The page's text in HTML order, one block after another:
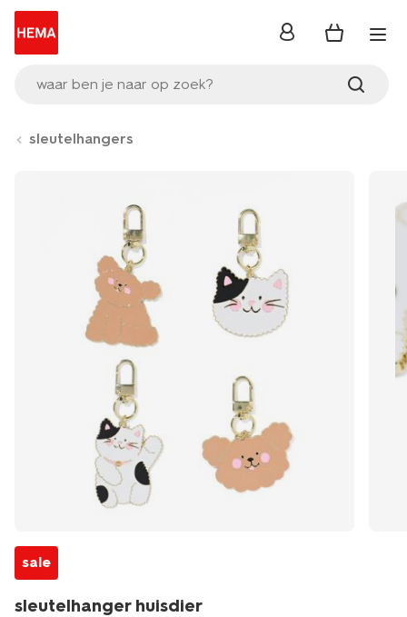
waar ben je naar op zoek?
inloggen
sleutelhangers
sale
sleutelhanger huisdier